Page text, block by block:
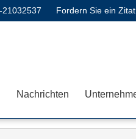
Fordern Sie ein Zitat
Nachrichten